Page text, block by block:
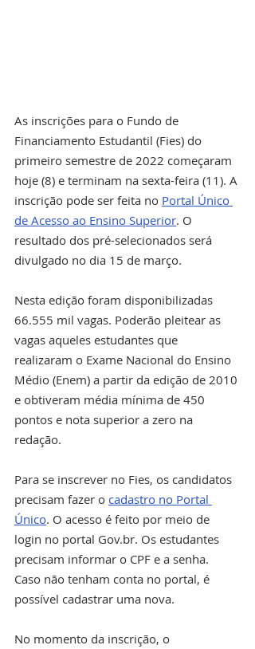
As inscrições para o Fundo de
Financiamento Estudantil (Fies) do
primeiro semestre de 2022 começaram
hoje (8) e terminam na sexta-feira (11). A
inscrição pode ser feita no Portal Único
de Acesso ao Ensino Superior. O
resultado dos pré-selecionados será
divulgado no dia 15 de março.
Nesta edição foram disponibilizadas
66.555 mil vagas. Poderão pleitear as
vagas aqueles estudantes que
realizaram o Exame Nacional do Ensino
Médio (Enem) a partir da edição de 2010
e obtiveram média mínima de 450
pontos e nota superior a zero na
redação.
Para se inscrever no Fies, os candidatos
precisam fazer o cadastro no Portal
Único. O acesso é feito por meio de
login no portal Gov.br. Os estudantes
precisam informar o CPF e a senha.
Caso não tenham conta no portal, é
possível cadastrar uma nova.
No momento da inscrição, o